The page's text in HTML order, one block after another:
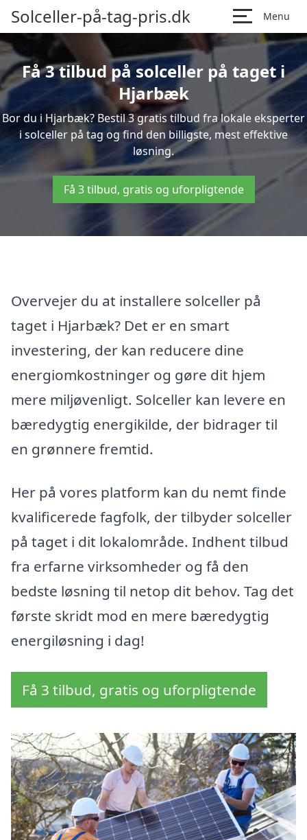
Solceller-på-tag-pris.dk Menu
Få 3 tilbud på solceller på taget i
Hjarbæk
Bor du i Hjarbæk? Bestil 3 gratis tilbud fra lokale eksperter
i solceller på tag og find den billigste, mest effektive
løsning.
Få 3 tilbud, gratis og uforpligtende
Overvejer du at installere solceller på
taget i Hjarbæk? Det er en smart
investering, der kan reducere dine
energiomkostninger og gøre dit hjem
mere miljøvenligt. Solceller kan levere en
bæredygtig energikilde, der bidrager til
en grønnere fremtid.
Her på vores platform kan du nemt finde
kvalificerede fagfolk, der tilbyder solceller
på taget i dit lokalområde. Indhent tilbud
fra erfarne virksomheder og få den
bedste løsning til netop dit behov. Tag det
første skridt mod en mere bæredygtig
energiløsning i dag!
Få 3 tilbud, gratis og uforpligtende